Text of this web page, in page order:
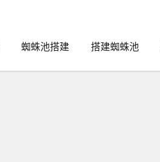
蜘蛛池搭建 搭建蜘蛛池